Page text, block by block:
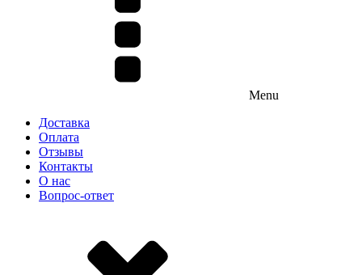
Menu
Доставка
Оплата
Отзывы
Контакты
О нас
Вопрос-ответ